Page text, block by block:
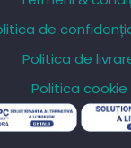
de
Politica de
Politica cookie